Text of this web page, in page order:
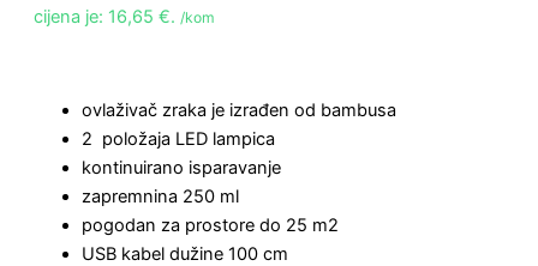
cijena je: 16,65 €. /kom
ovlaživač zraka je izrađen od bambusa
2 položaja LED lampica
kontinuirano isparavanje
zapremnina 250 ml
pogodan za prostore do 25 m2
USB kabel dužine 100 cm